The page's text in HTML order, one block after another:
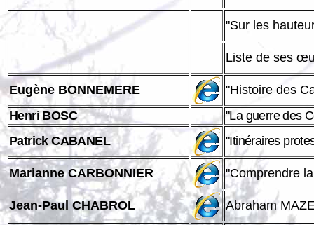
"Sur les
Liste de ses
Eugène BONNEMERE
"Histoire
Henri BOSC
"La guerre des
Patrick CABANEL
"Itinéraires
Marianne CARBONNIER "Comprendre
Jean-Paul CHABROL Abraham